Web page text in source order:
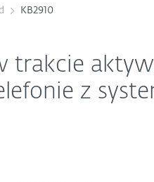
KB2910
trakcie
z